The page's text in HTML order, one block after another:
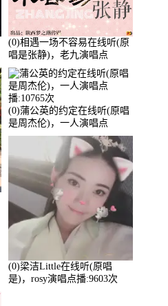
(0)相遇一场不容易在线听(原
唱是张静)，老九演唱点
播:11453次
(0)蒲公英的约定在线听(原唱
是周杰伦)，一人演唱点
播:10765次
(0)梁洁Little在线听(原唱
是)，rosy演唱点播:9603次